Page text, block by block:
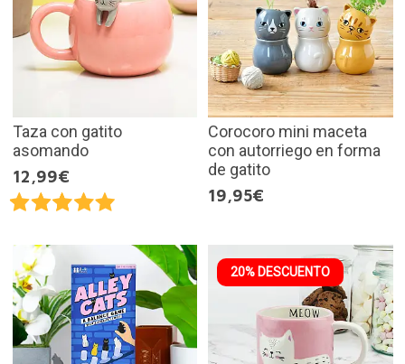
Taza con gatito
asomando
12,99€
Corocoro mini maceta
con autorriego en forma
de gatito
19,95€
20% DESCUENTO